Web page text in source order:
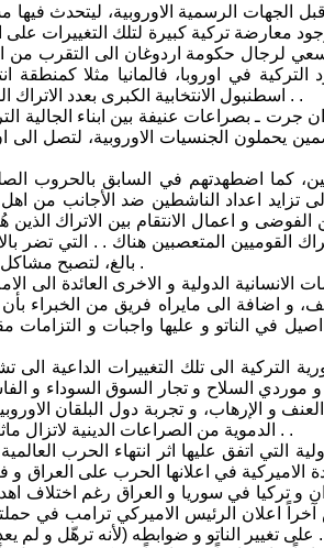
الرسمية الاوروبية، ليتحدث فيها
تركية كبيرة لتلك التغييرات على
لرجال حكومة اردوغان الى التقرب من
في اوروبا، فالمانيا مثلا كمنطقة
اسطنبول الانتخابية الكبرى بعدد الاتراك الذين لديهم حق الانتخاب . .
جرت ـ بصراعات عنيفة بين ابناء الجالية
يحملون الجنسيات الاوروبية، لتصل
كما اضطهدتهم في السابق بالحروب
اعداد الناشطين ضد الأجانب من اهل
و اعمال الانتقام بين الاتراك الذين
القوميين المتعصبين هناك . . التي تضر
بالغ، لتصبح مشاكل بين دولتين و حكومتين .
الدولية و الاخرى العائدة الى
اضافة الى مايراه فريق من الخبراء بأن
في الناتو و عليها واجبات و
التركية الى تلك التغييرات الداعية الى
السلاح و تجار السوق السوداء و
و الإرهاب، و تجربة دول البلقان
الدموية من الصراعات الدينية لاتزال ماثلة في العيون و الأذهان . .
اتفق عليها اثر انتهاء الحرب العالمية
في اعلانها الحرب على العراق
و تركيا في سوريا و العراق رغم اختلاف
اعلان الرئيس الاميركي ترامب في
العصر) . .